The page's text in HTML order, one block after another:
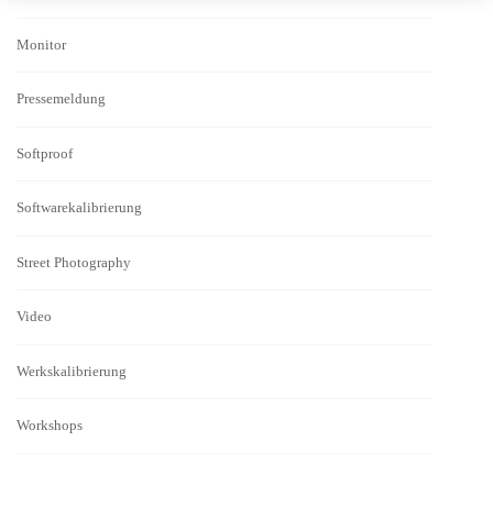
Monitor
Pressemeldung
Softproof
Softwarekalibrierung
Street Photography
Video
Werkskalibrierung
Workshops